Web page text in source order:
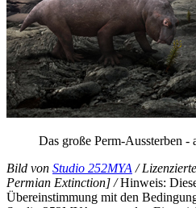
Das große Perm-Aussterben -
Bild von Studio 252MYA /
Permian Extinction] /Hinweis:
Übereinstimmung mit den